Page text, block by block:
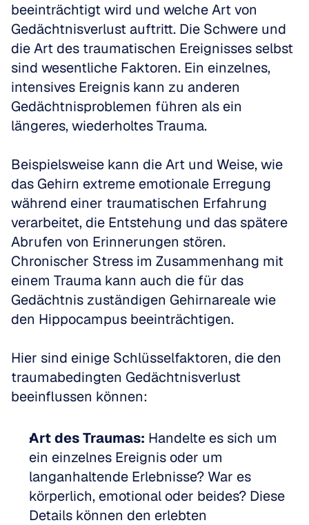
beeinträchtigt wird und welche Art von
Gedächtnisverlust auftritt. Die Schwere und
die Art des traumatischen Ereignisses selbst
sind wesentliche Faktoren. Ein einzelnes,
intensives Ereignis kann zu anderen
Gedächtnisproblemen führen als ein
längeres, wiederholtes Trauma.
Beispielsweise kann die Art und Weise, wie
das Gehirn extreme emotionale Erregung
während einer traumatischen Erfahrung
verarbeitet, die Entstehung und das spätere
Abrufen von Erinnerungen stören.
Chronischer Stress im Zusammenhang mit
einem Trauma kann auch die für das
Gedächtnis zuständigen Gehirnareale wie
den Hippocampus beeinträchtigen.
Hier sind einige Schlüsselfaktoren, die den
traumabedingten Gedächtnisverlust
beeinflussen können:
Art des Traumas: Handelte es sich um
ein einzelnes Ereignis oder um
langanhaltende Erlebnisse? War es
körperlich, emotional oder beides? Diese
Details können den erlebten